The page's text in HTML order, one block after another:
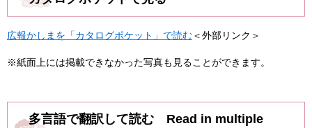
広報かしまを「カタログポケット」で読む＜外部リンク＞
※紙面上には掲載できなかった写真も見ることができます。
多言語で翻訳して読む Read in multiple